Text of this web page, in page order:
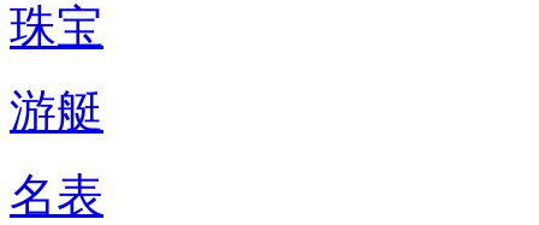
珠宝
游艇
名表